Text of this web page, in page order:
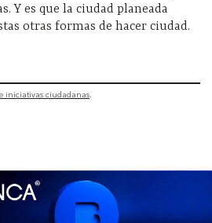
Y es que la ciudad planeada
otras formas de hacer ciudad.
iniciativas ciudadanas